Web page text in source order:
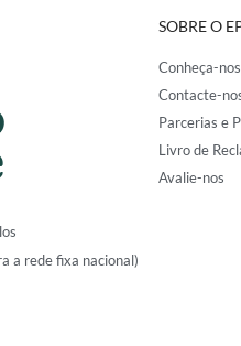
a rede fixa nacional)
SOBRE O
Conheça-
Contacte-
Parcerias e
Livro de
Avalie-nos